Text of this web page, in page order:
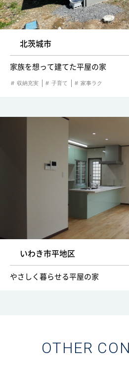
北茨城市
家族を想って建てた平屋の家
収納充実 子育て 家事ラク
いわき市平地区
やさしく暮らせる平屋の家
OTHER